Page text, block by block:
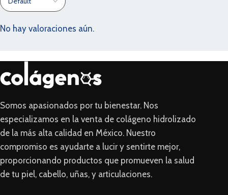
No hay valoraciones aún.
Somos apasionados por tu bienestar. Nos
especializamos en la venta de colágeno hidrolizado
de la más alta calidad en México. Nuestro
compromiso es ayudarte a lucir y sentirte mejor,
proporcionando productos que promueven la salud
de tu piel, cabello, uñas, y articulaciones.